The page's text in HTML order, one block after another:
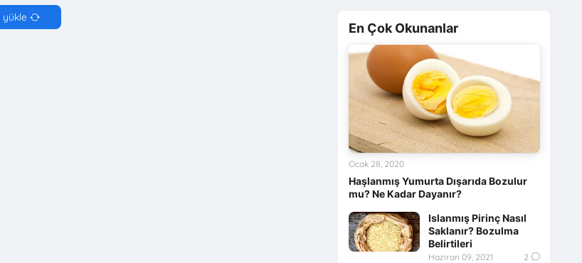
yükle
En Çok Okunanlar
Haşlanmış Yumurta Dışarıda Bozulur
mu? Ne Kadar Dayanır?
Ocak 28, 2020
Islanmış Pirinç Nasıl
Saklanır? Bozulma
Belirtileri
Haziran 09, 2021 2